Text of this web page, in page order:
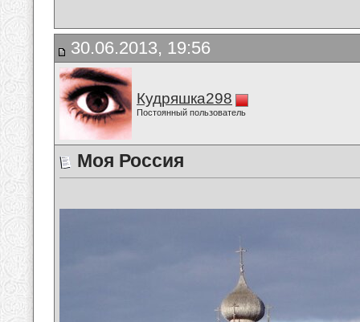
30.06.2013, 19:56
Кудряшка298
Постоянный пользователь
Моя Россия